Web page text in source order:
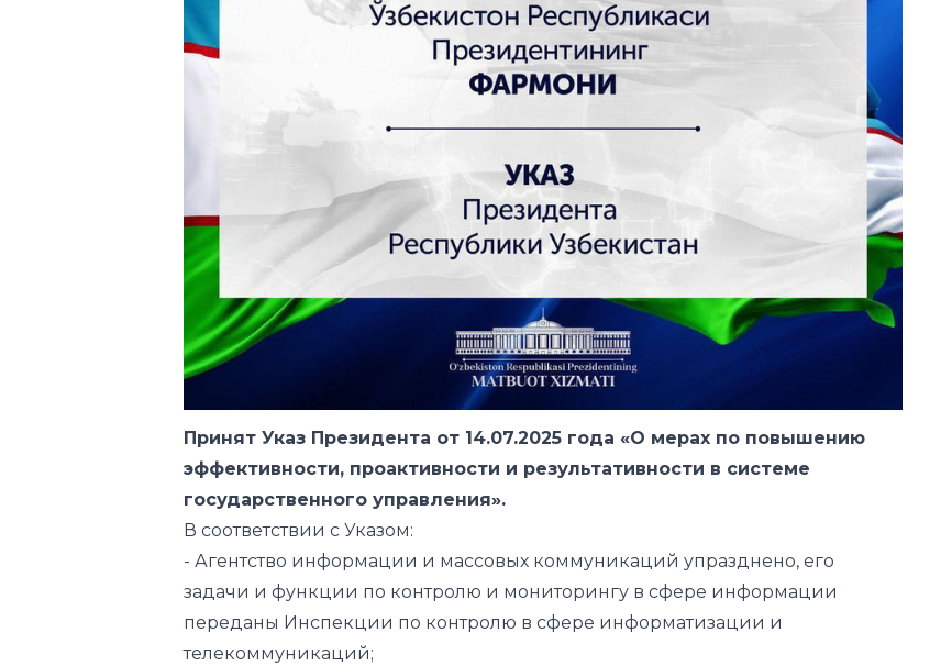
Принят Указ Президента от 14.07.2025 года «О мерах по повышению
эффективности, проактивности и результативности в системе
государственного управления».
В соответствии с Указом:
- Агентство информации и массовых коммуникаций упразднено, его
задачи и функции по контролю и мониторингу в сфере информации
переданы Инспекции по контролю в сфере информатизации и
телекоммуникаций;